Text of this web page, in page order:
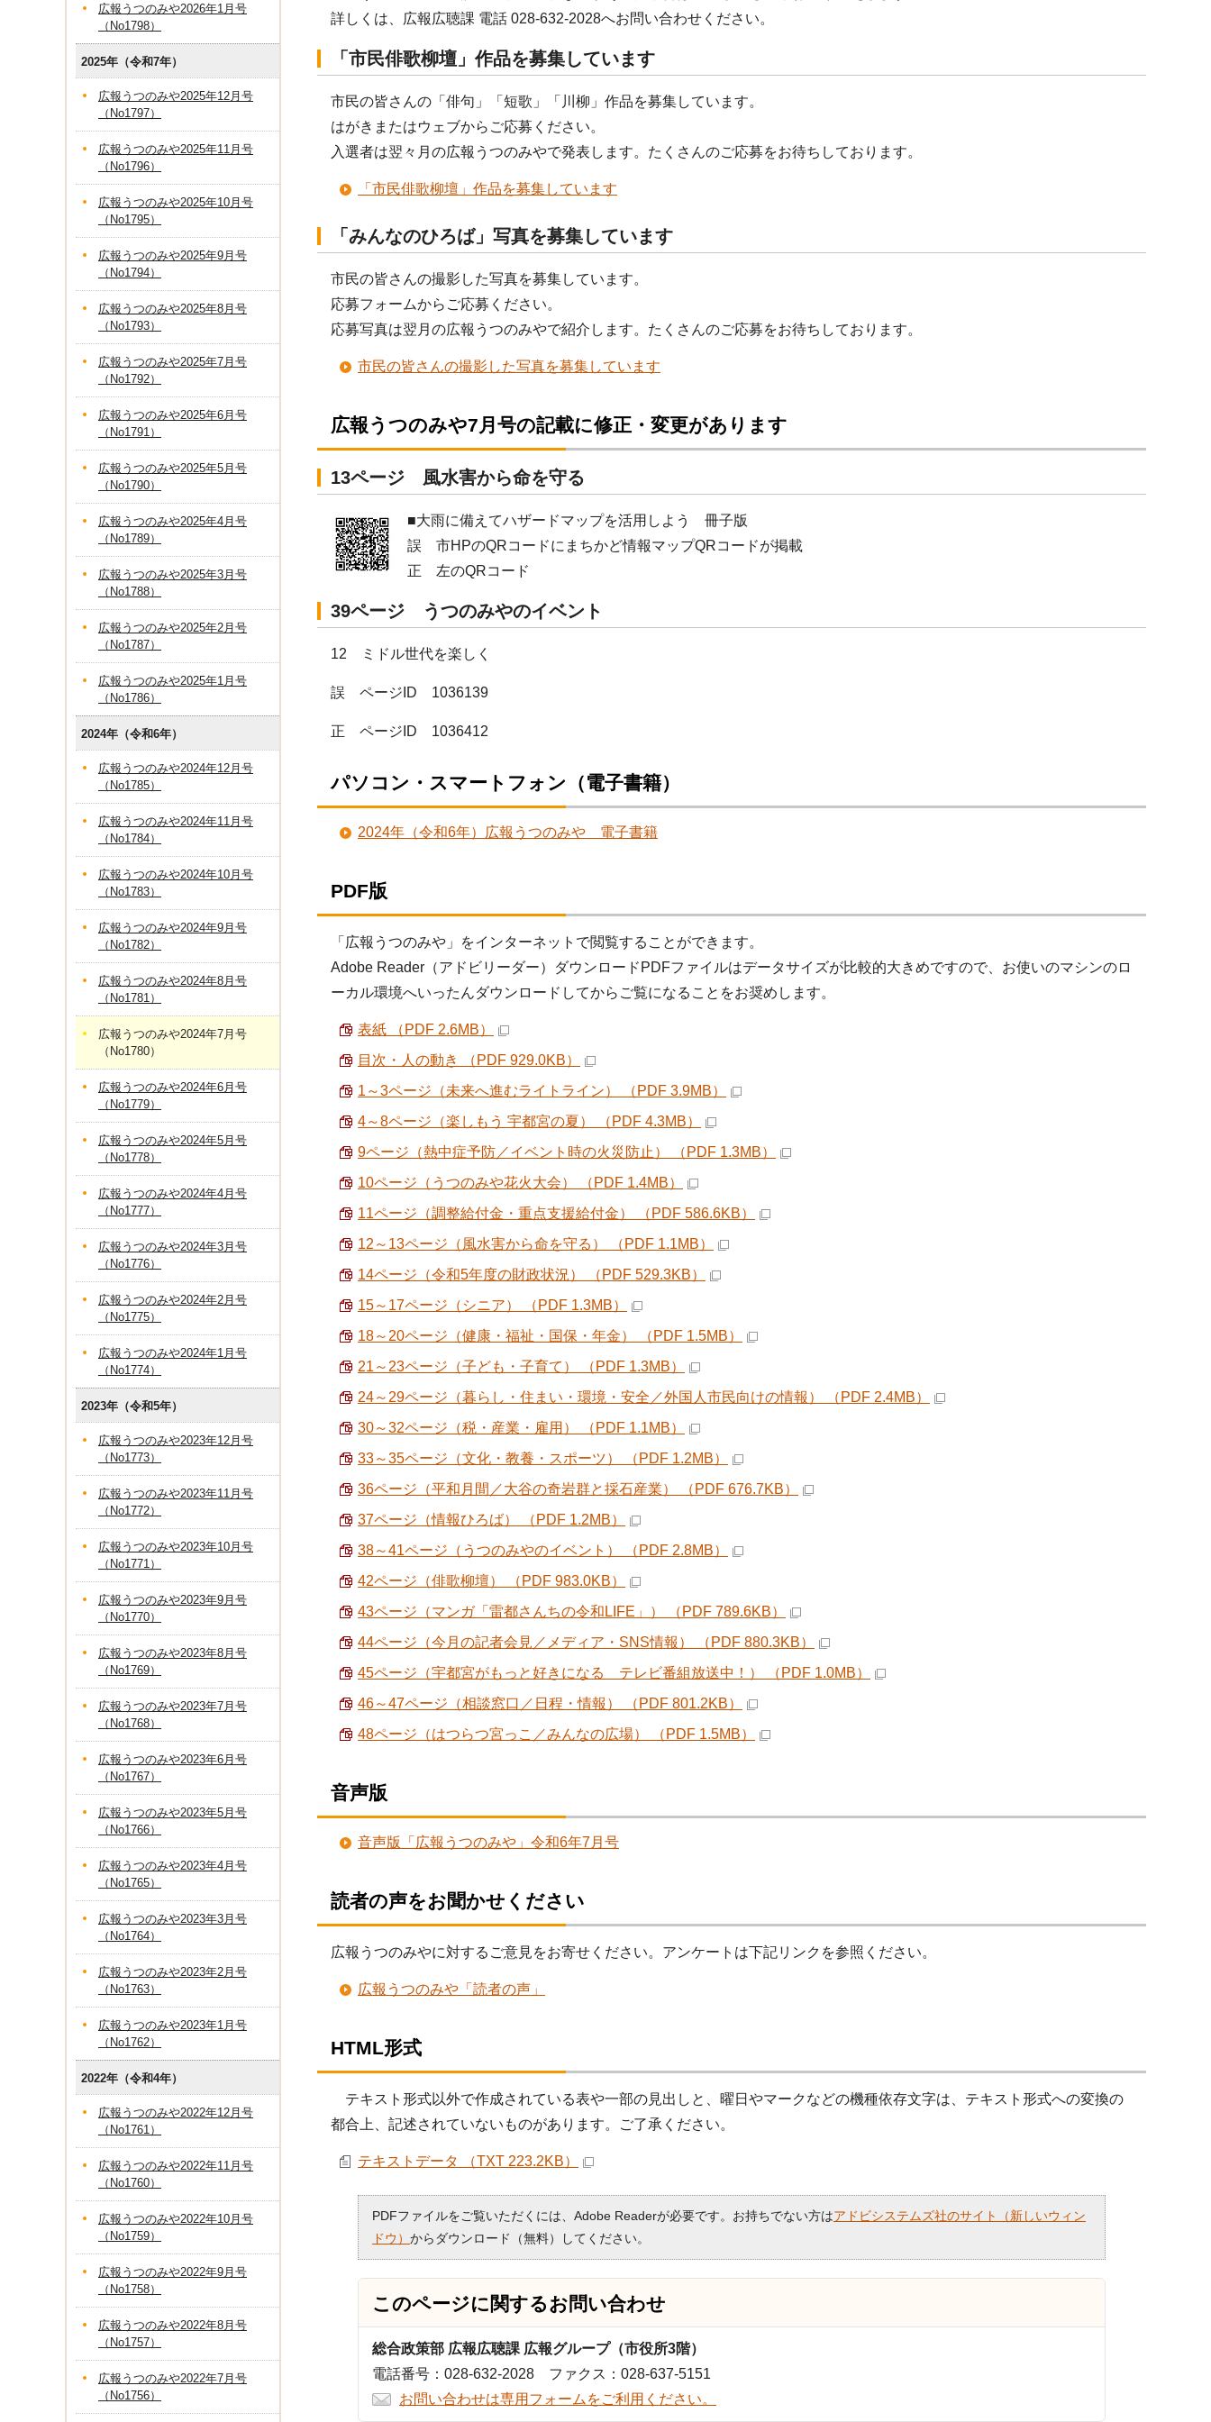
詳しくは、広報広聴課 電話 028-632-2028へお問い合わせください。
「市民俳歌柳壇」作品を募集しています
市民の皆さんの「俳句」「短歌」「川柳」作品を募集しています。
はがきまたはウェブからご応募ください。
入選者は翌々月の広報うつのみやで発表します。たくさんのご応募をお待ちしております。
「市民俳歌柳壇」作品を募集しています
「みんなのひろば」写真を募集しています
市民の皆さんの撮影した写真を募集しています。
応募フォームからご応募ください。
応募写真は翌月の広報うつのみやで紹介します。たくさんのご応募をお待ちしております。
市民の皆さんの撮影した写真を募集しています
広報うつのみや7月号の記載に修正・変更があります
13ページ 風水害から命を守る
■大雨に備えてハザードマップを活用しよう 冊子版
誤 市HPのQRコードにまちかど情報マップQRコードが掲載
正 左のQRコード
39ページ うつのみやのイベント
12 ミドル世代を楽しく
誤 ページID 1036139
正 ページID 1036412
パソコン・スマートフォン（電子書籍）
2024年（令和6年）広報うつのみや 電子書籍
PDF版
「広報うつのみや」をインターネットで閲覧することができます。
Adobe Reader（アドビリーダー）ダウンロードPDFファイルはデータサイズが比較的大きめですので、お使いのマシンのロ
ーカル環境へいったんダウンロードしてからご覧になることをお奨めします。
表紙 （PDF 2.6MB）
目次・人の動き （PDF 929.0KB）
1～3ページ（未来へ進むライトライン） （PDF 3.9MB）
4～8ページ（楽しもう 宇都宮の夏） （PDF 4.3MB）
9ページ（熱中症予防／イベント時の火災防止） （PDF 1.3MB）
10ページ（うつのみや花火大会） （PDF 1.4MB）
11ページ（調整給付金・重点支援給付金） （PDF 586.6KB）
12～13ページ（風水害から命を守る） （PDF 1.1MB）
14ページ（令和5年度の財政状況） （PDF 529.3KB）
15～17ページ（シニア） （PDF 1.3MB）
18～20ページ（健康・福祉・国保・年金） （PDF 1.5MB）
21～23ページ（子ども・子育て） （PDF 1.3MB）
24～29ページ（暮らし・住まい・環境・安全／外国人市民向けの情報） （PDF 2.4MB）
30～32ページ（税・産業・雇用） （PDF 1.1MB）
33～35ページ（文化・教養・スポーツ） （PDF 1.2MB）
36ページ（平和月間／大谷の奇岩群と採石産業） （PDF 676.7KB）
37ページ（情報ひろば） （PDF 1.2MB）
38～41ページ（うつのみやのイベント） （PDF 2.8MB）
42ページ（俳歌柳壇） （PDF 983.0KB）
43ページ（マンガ「雷都さんちの令和LIFE」） （PDF 789.6KB）
44ページ（今月の記者会見／メディア・SNS情報） （PDF 880.3KB）
45ページ（宇都宮がもっと好きになる テレビ番組放送中！） （PDF 1.0MB）
46～47ページ（相談窓口／日程・情報） （PDF 801.2KB）
48ページ（はつらつ宮っこ／みんなの広場） （PDF 1.5MB）
音声版
音声版「広報うつのみや」令和6年7月号
読者の声をお聞かせください
広報うつのみやに対するご意見をお寄せください。アンケートは下記リンクを参照ください。
広報うつのみや「読者の声」
HTML形式
テキスト形式以外で作成されている表や一部の見出しと、曜日やマークなどの機種依存文字は、テキスト形式への変換の
都合上、記述されていないものがあります。ご了承ください。
テキストデータ （TXT 223.2KB）
PDFファイルをご覧いただくには、Adobe Readerが必要です。お持ちでない方はアドビシステムズ社のサイト（新しいウィン
ドウ） からダウンロード（無料）してください。
このページに関するお問い合わせ
総合政策部 広報広聴課 広報グループ（市役所3階）
電話番号：028-632-2028 ファクス：028-637-5151
お問い合わせは専用フォームをご利用ください。
広報うつのみや2026年1月号
（No1798）
2025年（令和7年）
広報うつのみや2025年12月号
（No1797）
広報うつのみや2025年11月号
（No1796）
広報うつのみや2025年10月号
（No1795）
広報うつのみや2025年9月号
（No1794）
広報うつのみや2025年8月号
（No1793）
広報うつのみや2025年7月号
（No1792）
広報うつのみや2025年6月号
（No1791）
広報うつのみや2025年5月号
（No1790）
広報うつのみや2025年4月号
（No1789）
広報うつのみや2025年3月号
（No1788）
広報うつのみや2025年2月号
（No1787）
広報うつのみや2025年1月号
（No1786）
2024年（令和6年）
広報うつのみや2024年12月号
（No1785）
広報うつのみや2024年11月号
（No1784）
広報うつのみや2024年10月号
（No1783）
広報うつのみや2024年9月号
（No1782）
広報うつのみや2024年8月号
（No1781）
広報うつのみや2024年7月号
（No1780）
広報うつのみや2024年6月号
（No1779）
広報うつのみや2024年5月号
（No1778）
広報うつのみや2024年4月号
（No1777）
広報うつのみや2024年3月号
（No1776）
広報うつのみや2024年2月号
（No1775）
広報うつのみや2024年1月号
（No1774）
2023年（令和5年）
広報うつのみや2023年12月号
（No1773）
広報うつのみや2023年11月号
（No1772）
広報うつのみや2023年10月号
（No1771）
広報うつのみや2023年9月号
（No1770）
広報うつのみや2023年8月号
（No1769）
広報うつのみや2023年7月号
（No1768）
広報うつのみや2023年6月号
（No1767）
広報うつのみや2023年5月号
（No1766）
広報うつのみや2023年4月号
（No1765）
広報うつのみや2023年3月号
（No1764）
広報うつのみや2023年2月号
（No1763）
広報うつのみや2023年1月号
（No1762）
2022年（令和4年）
広報うつのみや2022年12月号
（No1761）
広報うつのみや2022年11月号
（No1760）
広報うつのみや2022年10月号
（No1759）
広報うつのみや2022年9月号
（No1758）
広報うつのみや2022年8月号
（No1757）
広報うつのみや2022年7月号
（No1756）